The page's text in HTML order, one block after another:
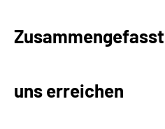
Broschüren und mehr
uns erreichen